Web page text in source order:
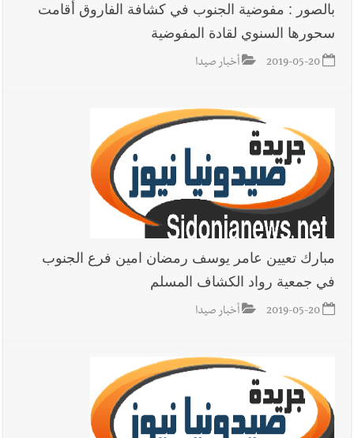
بالصور : مفوضية الجنوب في كشافة الفاروق أقامت
سحورها السنوي لقادة المفوضية
2019-05-20 أخبار صيدا
مبارك تعيين عامر يوسف رمضان امين فرع الجنوب
في جمعية رواد الكشاف المسلم
2019-05-20 أخبار صيدا